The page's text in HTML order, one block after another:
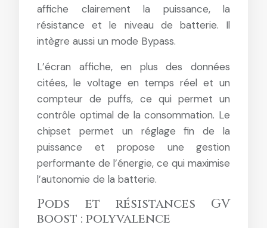
affiche clairement la puissance, la
résistance et le niveau de batterie. Il
intègre aussi un mode Bypass.
L’écran affiche, en plus des données
citées, le voltage en temps réel et un
compteur de puffs, ce qui permet un
contrôle optimal de la consommation. Le
chipset permet un réglage fin de la
puissance et propose une gestion
performante de l’énergie, ce qui maximise
l’autonomie de la batterie.
Pods et résistances GV
boost : polyvalence